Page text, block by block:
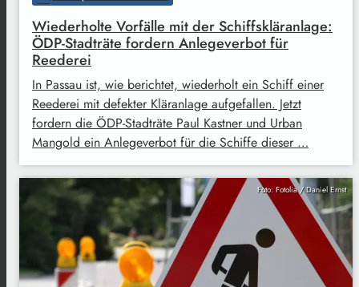
Wiederholte Vorfälle mit der Schiffskläranlage:
ÖDP-Stadträte fordern Anlegeverbot für
Reederei
In Passau ist, wie berichtet, wiederholt ein Schiff einer
Reederei mit defekter Kläranlage aufgefallen. Jetzt
fordern die ÖDP-Stadträte Paul Kastner und Urban
Mangold ein Anlegeverbot für die Schiffe dieser …
Foto: Fotolia / Daniel Ernst